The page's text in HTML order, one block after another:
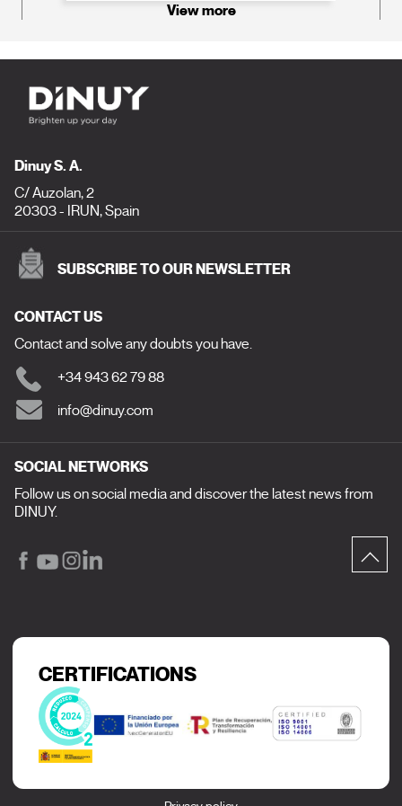
View more
Dinuy S. A.
C/ Auzolan, 2
20303 - IRUN, Spain
SUBSCRIBE TO OUR NEWSLETTER
CONTACT US
Contact and solve any doubts you have.
+34 943 62 79 88
info@dinuy.com
SOCIAL NETWORKS
Follow us on social media and discover the latest news from
DINUY.
CERTIFICATIONS